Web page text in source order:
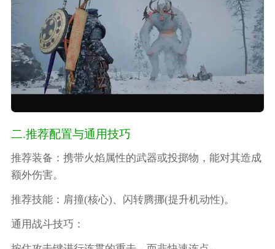
二.推荐配置与通用技巧
推荐装备：携带火焰属性的武器或投掷物，能对其造成
额外伤害。
推荐技能：肩撞(核心)、闪转腾挪(提升机动性)。
通用战斗技巧：